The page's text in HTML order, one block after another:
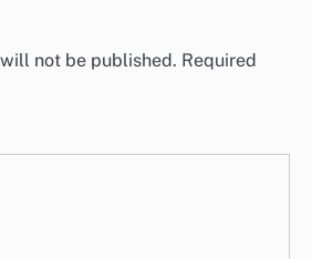
not be published. Required